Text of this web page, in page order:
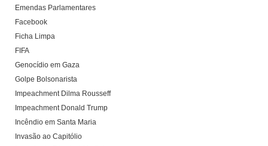
Emendas Parlamentares
Facebook
Ficha Limpa
FIFA
Genocídio em Gaza
Golpe Bolsonarista
Impeachment Dilma Rousseff
Impeachment Donald Trump
Incêndio em Santa Maria
Invasão ao Capitólio